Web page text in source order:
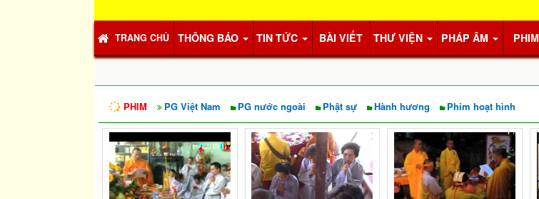
TRANG CHỦ THÔNG BÁO TIN TỨC BÀI VIẾT THƯ VIỆN PHÁP ÂM PHIM
PHIM PG Việt Nam PG nước ngoài Phật sự Hành hương Phim hoạt hình